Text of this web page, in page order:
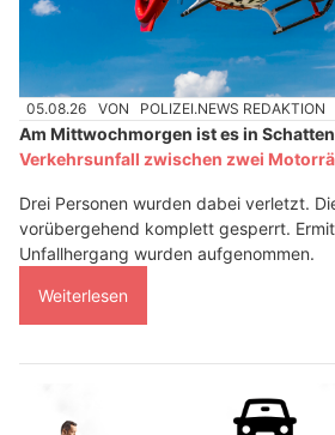
05.08.26 VON POLIZEI.NEWS REDAKTION
Am Mittwochmorgen ist es in
Verkehrsunfall zwischen zwei
Drei Personen wurden dabei verletzt.
vorübergehend komplett gesperrt.
Unfallhergang wurden aufgenommen.
Weiterlesen